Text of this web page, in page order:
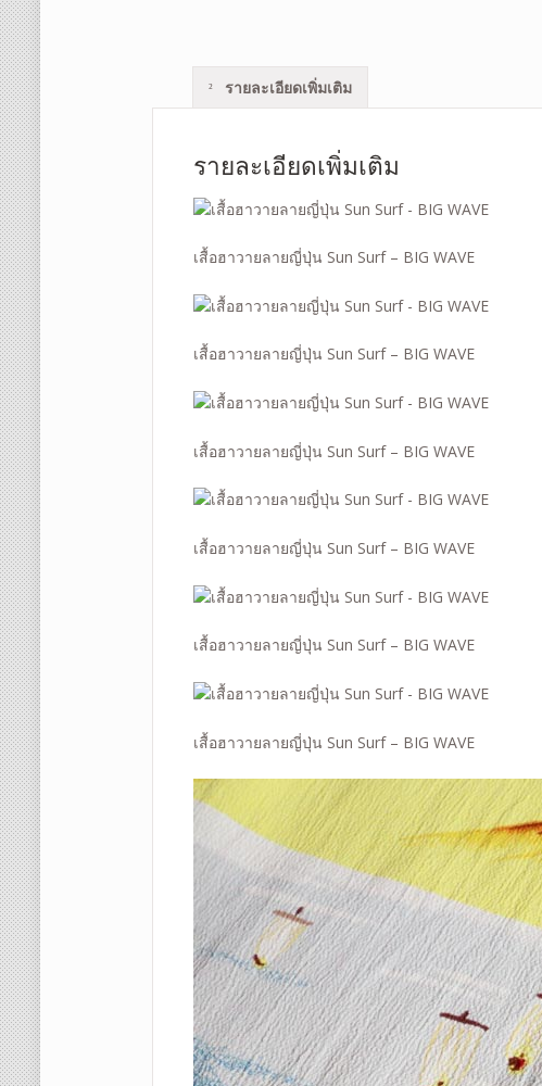
รายละเอียดเพิ่มเติม
รายละเอียดเพิ่มเติม
เสื้อฮาวายลายญี่ปุ่น Sun Surf – BIG WAVE
เสื้อฮาวายลายญี่ปุ่น Sun Surf – BIG WAVE
เสื้อฮาวายลายญี่ปุ่น Sun Surf – BIG WAVE
เสื้อฮาวายลายญี่ปุ่น Sun Surf – BIG WAVE
เสื้อฮาวายลายญี่ปุ่น Sun Surf – BIG WAVE
เสื้อฮาวายลายญี่ปุ่น Sun Surf – BIG WAVE